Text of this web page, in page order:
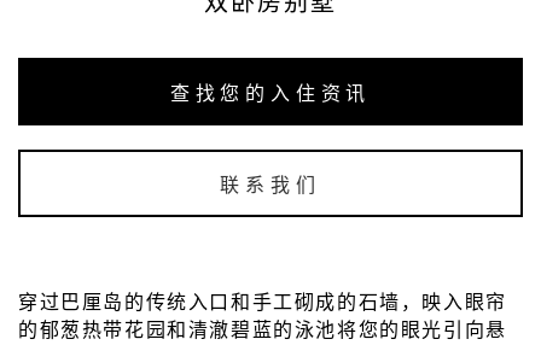
查找您的入住资讯
联系我们
穿过巴厘岛的传统入口和手工砌成的石墙，映入眼帘
的郁葱热带花园和清澈碧蓝的泳池将您的眼光引向悬